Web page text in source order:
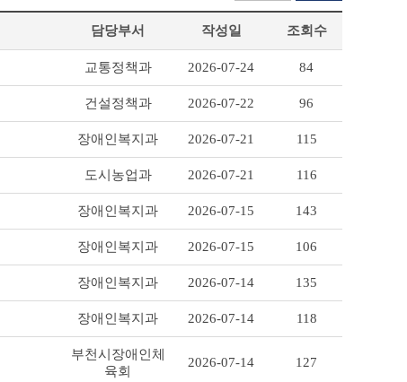
담당부서 작성일 조회수
교통정책과 2026-07-24 84
건설정책과 2026-07-22 96
장애인복지과 2026-07-21 115
도시농업과 2026-07-21 116
장애인복지과 2026-07-15 143
장애인복지과 2026-07-15 106
장애인복지과 2026-07-14 135
장애인복지과 2026-07-14 118
부천시장애인체
육회
2026-07-14 127